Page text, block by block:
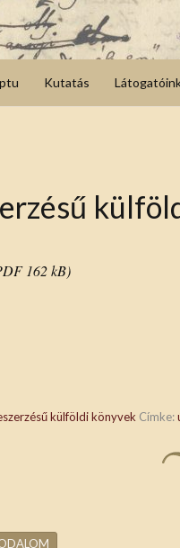
Kutatás
162 kB)
külföldi könyvek Címke: